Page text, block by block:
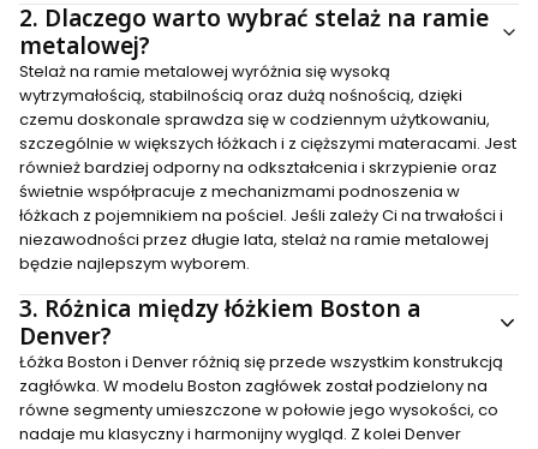
2. Dlaczego warto wybrać stelaż na ramie
metalowej?
Stelaż na ramie metalowej wyróżnia się wysoką
wytrzymałością, stabilnością oraz dużą nośnością, dzięki
czemu doskonale sprawdza się w codziennym użytkowaniu,
szczególnie w większych łóżkach i z cięższymi materacami. Jest
również bardziej odporny na odkształcenia i skrzypienie oraz
świetnie współpracuje z mechanizmami podnoszenia w
łóżkach z pojemnikiem na pościel. Jeśli zależy Ci na trwałości i
niezawodności przez długie lata, stelaż na ramie metalowej
będzie najlepszym wyborem.
3. Różnica między łóżkiem Boston a
Denver?
Łóżka Boston i Denver różnią się przede wszystkim konstrukcją
zagłówka. W modelu Boston zagłówek został podzielony na
równe segmenty umieszczone w połowie jego wysokości, co
nadaje mu klasyczny i harmonijny wygląd. Z kolei Denver